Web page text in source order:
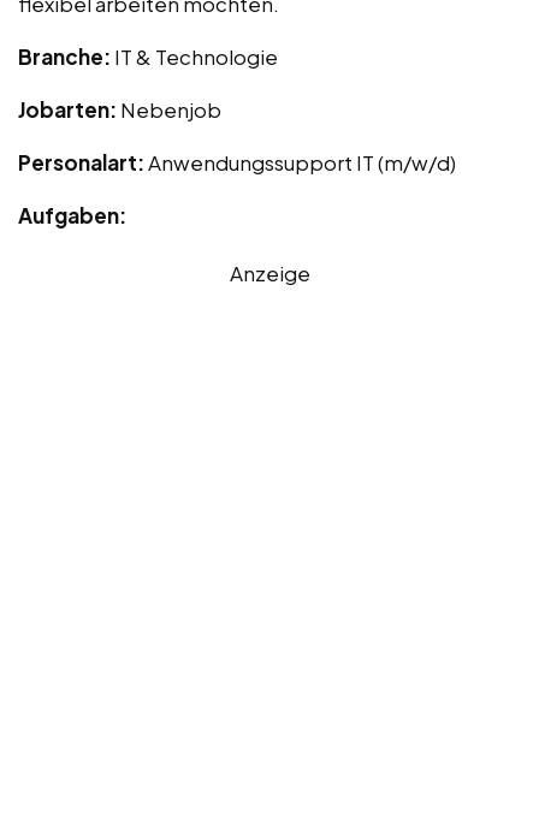
Branche: IT & Technologie
Jobarten: Nebenjob
Personalart:Anwendungssupport IT (m/w/d)
Aufgaben:
Anzeige